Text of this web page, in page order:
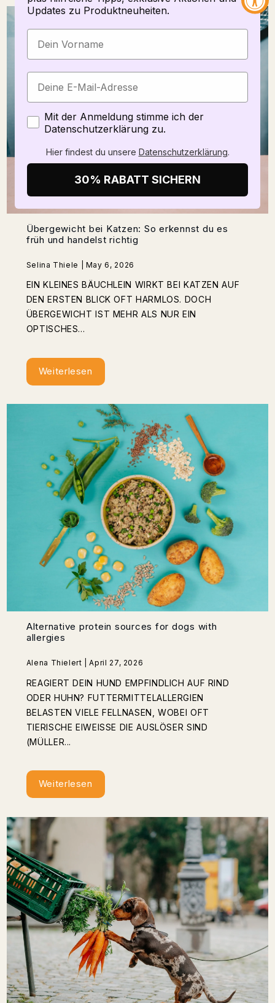
Übergewicht bei Katzen: So erkennst du es
früh und handelst richtig
Selina Thiele | May 6, 2026
EIN KLEINES BÄUCHLEIN WIRKT BEI KATZEN AUF
DEN ERSTEN BLICK OFT HARMLOS. DOCH
ÜBERGEWICHT IST MEHR ALS NUR EIN
OPTISCHES...
Weiterlesen
Alternative protein sources for dogs with
allergies
Alena Thielert | April 27, 2026
REAGIERT DEIN HUND EMPFINDLICH AUF RIND
ODER HUHN? FUTTERMITTELALLERGIEN
BELASTEN VIELE FELLNASEN, WOBEI OFT
TIERISCHE EIWEISSE DIE AUSLÖSER SIND (
MÜLLER...
Weiterlesen
Updates zu Produktneuheiten.
Zustimmung
Mit der Anmeldung stimme ich der
Datenschutzerklärung zu.
Hier findest du unsere Datenschutzerklärung.
30% RABATT SICHERN